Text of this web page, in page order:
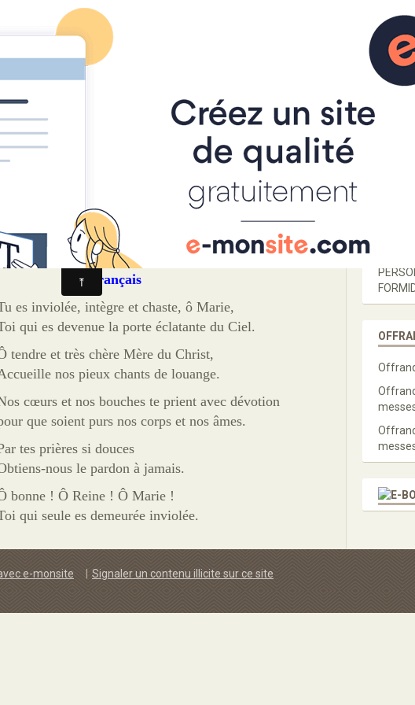
Sites Offrandes de messes Ma
Français
es inviolée, intègre et chaste, ô Marie,
qui es devenue la porte éclatante du Ciel.
tendre et très chère Mère du Christ,
nos pieux chants de louange.
cœurs et nos bouches te prient avec dévotion
que soient purs nos corps et nos âmes.
tes prières si douces
nous le pardon à jamais.
bonne ! Ô Reine ! Ô Marie !
qui seule es demeurée inviolée.
SI CE
FAIRE
POUR
e-monsite Signaler un contenu illicite sur ce site